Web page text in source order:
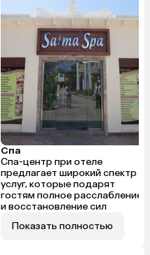
Спа
Спа-центр при отеле
предлагает широкий спектр
услуг, которые подарят
гостям полное расслабление
и восстановление сил
Показать полностью